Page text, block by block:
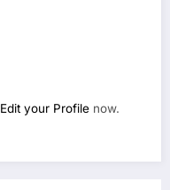
Edit your Profile now.